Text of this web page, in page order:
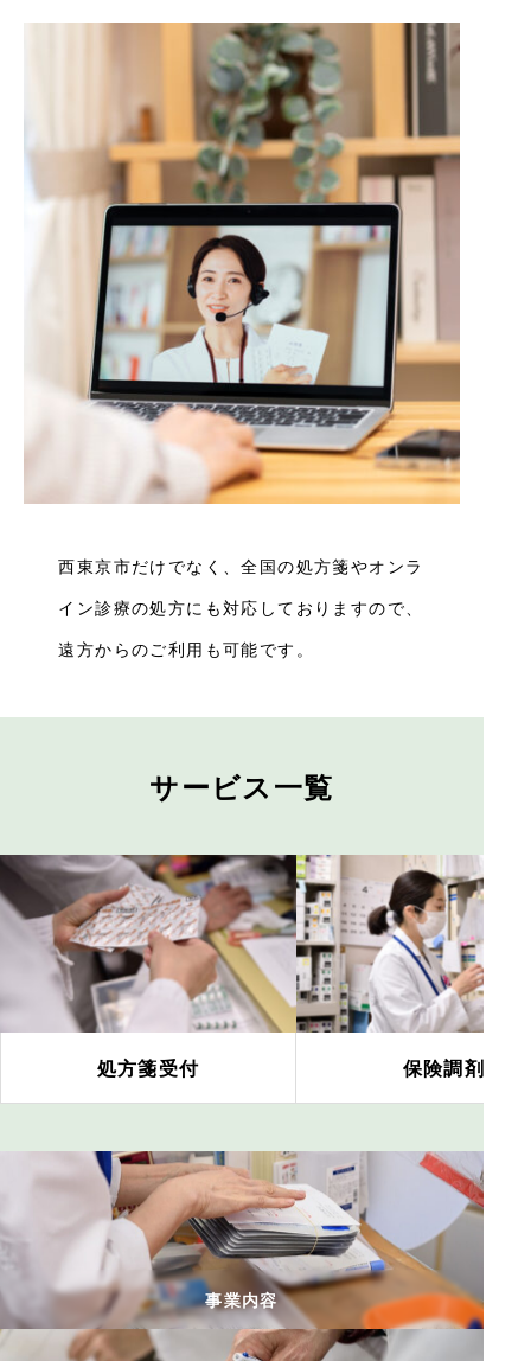
西東京市だけでなく、全国の処方箋やオンラ
イン診療の処方にも対応しておりますので、
遠方からのご利用も可能です。
サービス一覧
処方箋受付 保険調剤
事業内容